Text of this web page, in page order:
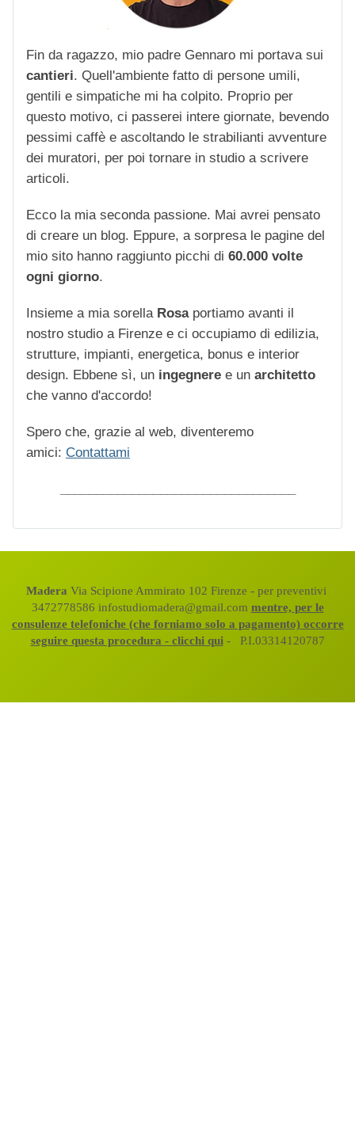
Fin da ragazzo, mio padre Gennaro mi portava sui
cantieri. Quell'ambiente fatto di persone umili,
gentili e simpatiche mi ha colpito. Proprio per
questo motivo, ci passerei intere giornate, bevendo
pessimi caffè e ascoltando le strabilianti avventure
dei muratori, per poi tornare in studio a scrivere
articoli.
Ecco la mia seconda passione. Mai avrei pensato
di creare un blog. Eppure, a sorpresa le pagine del
mio sito hanno raggiunto picchi di 60.000 volte
ogni giorno.
Insieme a mia sorella Rosaportiamo avanti il
nostro studio a Firenze e ci occupiamo di edilizia,
strutture, impianti, energetica, bonus e interior
design. Ebbene sì, un ingegnere e un architetto
che vanno d'accordo!
Spero che, grazie al web, diventeremo
amici: Contattami
Madera Via Scipione Ammirato 102 Firenze - per preventivi
3472778586 infostudiomadera@gmail.com mentre, per le
consulenze telefoniche (che forniamo solo a pagamento) occorre
seguire questa procedura - clicchi qui - P.I.03314120787